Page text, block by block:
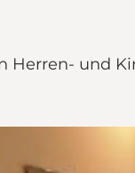
Herren- und